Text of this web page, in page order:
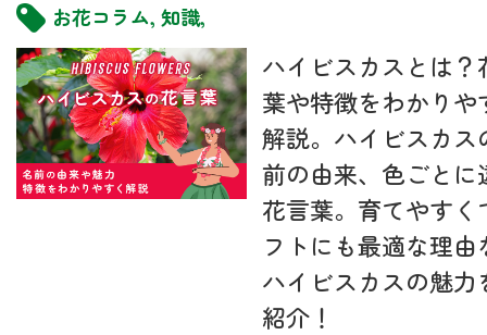
お花コラム, 知識,
ハイビスカスとは？
葉や特徴をわかりや
解説。ハイビスカス
前の由来、色ごとに
花言葉。育てやすく
フトにも最適な理由
ハイビスカスの魅力
紹介！